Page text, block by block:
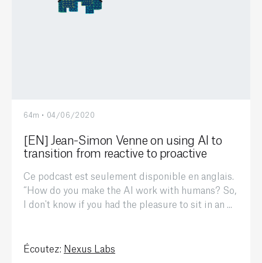
64m • 04/06/2020
[EN] Jean-Simon Venne on using AI to
transition from reactive to proactive
Ce podcast est seulement disponible en anglais.
“How do you make the AI work with humans? So,
I don't know if you had the pleasure to sit in an ...
Écoutez: Nexus Labs